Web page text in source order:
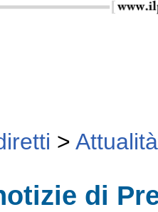
> Attualità
di